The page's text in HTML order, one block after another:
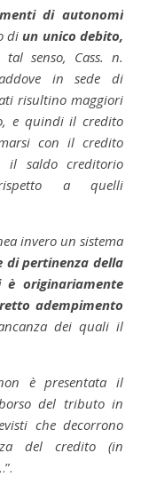
di autonomi
diun unico debito,
tal senso, Cass. n.
in sede di
risultino maggiori
e quindi il credito
con il credito
il saldo creditorio
a quelli
invero un sistema
di pertinenza della
originariamente
adempimento
dei quali il
è presentata il
del tributo in
che decorrono
del credito (in